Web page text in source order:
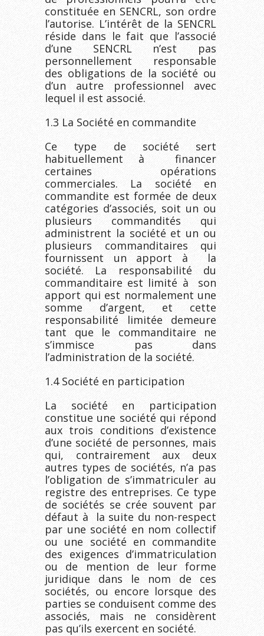
constituée en SENCRL, son ordre
l’autorise. L’intérêt de la SENCRL
réside dans le fait que l’associé
d’une SENCRL n’est pas
personnellement responsable
des obligations de la société ou
d’un autre professionnel avec
lequel il est associé.
1.3 La Société en commandite
Ce type de société sert
habituellement à financer
certaines opérations
commerciales. La société en
commandite est formée de deux
catégories d’associés, soit un ou
plusieurs commandités qui
administrent la société et un ou
plusieurs commanditaires qui
fournissent un apport à la
société. La responsabilité du
commanditaire est limité à son
apport qui est normalement une
somme d’argent, et cette
responsabilité limitée demeure
tant que le commanditaire ne
s’immisce pas dans
l’administration de la société.
1.4 Société en participation
La société en participation
constitue une société qui répond
aux trois conditions d’existence
d’une société de personnes, mais
qui, contrairement aux deux
autres types de sociétés, n’a pas
l’obligation de s’immatriculer au
registre des entreprises. Ce type
de sociétés se crée souvent par
défaut à la suite du non-respect
par une société en nom collectif
ou une société en commandite
des exigences d’immatriculation
ou de mention de leur forme
juridique dans le nom de ces
sociétés, ou encore lorsque des
parties se conduisent comme des
associés, mais ne considèrent
pas qu’ils exercent en société.